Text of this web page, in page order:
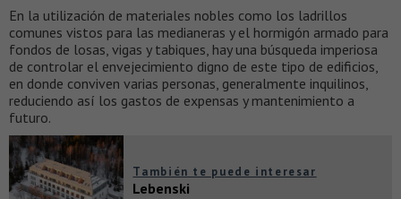
En la utilización de materiales nobles como los ladrillos
comunes vistos para las medianeras y el hormigón armado para
fondos de losas, vigas y tabiques, hay una búsqueda imperiosa
de controlar el envejecimiento digno de este tipo de edificios,
en donde conviven varias personas, generalmente inquilinos,
reduciendo así los gastos de expensas y mantenimiento a
futuro.
También te puede interesar
Lebenski